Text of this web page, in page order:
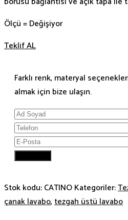
Ölçü = Değişiyor
Teklif AL
Farklı renk, materyal
almak için bize ulaşın.
Stok kodu:CATINOKategoriler:
çanak lavabo,tezgah üstü lavabo